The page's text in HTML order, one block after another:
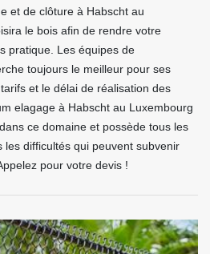
et de clôture à Habscht au
le bois afin de rendre votre
pratique. Les équipes de
toujours le meilleur pour ses
et le délai de réalisation des
elagage à Habscht au Luxembourg
ce domaine et possède tous les
les difficultés qui peuvent subvenir
pour votre devis !